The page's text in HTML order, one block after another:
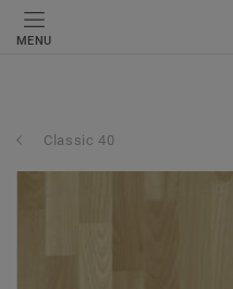
MENU
Classic 40